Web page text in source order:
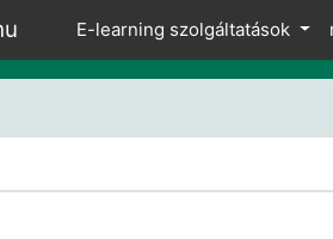
E-learning szolgáltatások